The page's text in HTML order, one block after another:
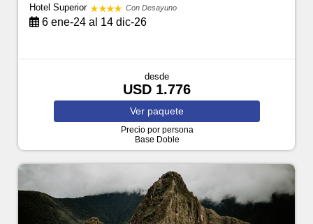
Hotel Superior
Con Desayuno
6 ene-24 al 14 dic-26
desde
USD 1.776
Ver paquete
Precio por persona
Base Doble